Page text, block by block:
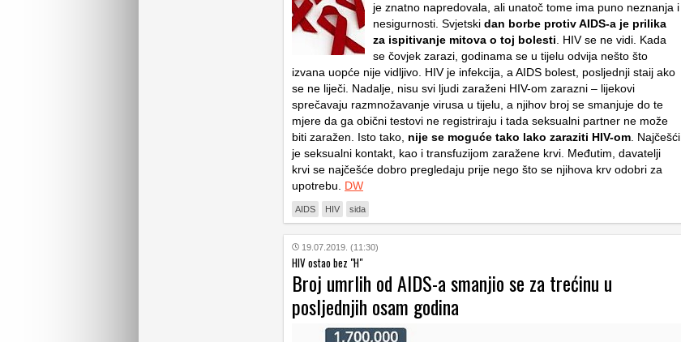
je znatno napredovala, ali unatoč tome ima puno neznanja i
nesigurnosti. Svjetski dan borbe protiv AIDS-a je prilika
za ispitivanje mitova o toj bolesti . HIV se ne vidi. Kada
se čovjek zarazi, godinama se u tijelu odvija nešto što
izvana uopće nije vidljivo. HIV je infekcija, a AIDS bolest, posljednji staij ako
se ne liječi. Nadalje, nisu svi ljudi zaraženi HIV-om zarazni – lijekovi
sprečavaju razmnožavanje virusa u tijelu, a njihov broj se smanjuje do te
mjere da ga obični testovi ne registriraju i tada seksualni partner ne može
biti zaražen. Isto tako, nije se moguće tako lako zaraziti HIV-om . Najčešći
je seksualni kontakt, kao i transfuzijom zaražene krvi. Međutim, davatelji
krvi se najčešće dobro pregledaju prije nego što se njihova krv odobri za
upotrebu. DW
AIDS HIV sida
19.07.2019. (11:30)
HIV ostao bez "H"
Broj umrlih od AIDS-a smanjio se za trećinu u
posljednjih osam godina